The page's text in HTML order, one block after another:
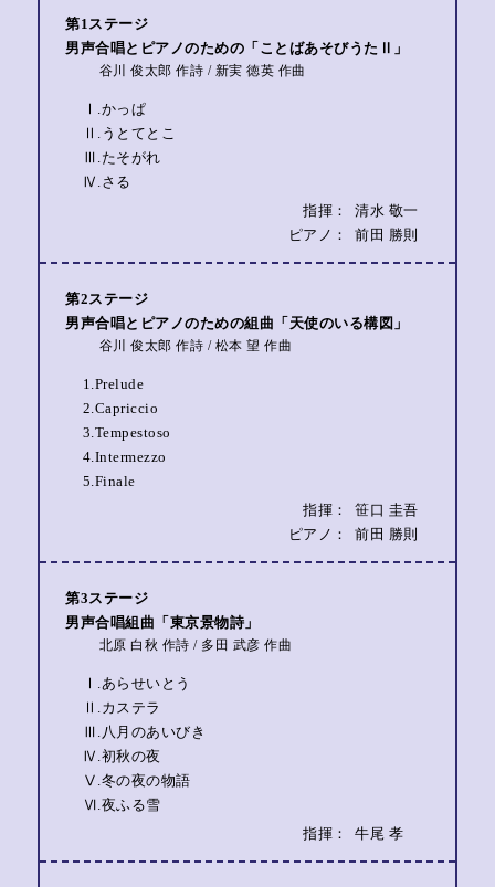
第1ステージ
男声合唱とピアノのための「ことばあそびうたⅡ」
谷川 俊太郎 作詩 / 新実 徳英 作曲
Ⅰ.かっぱ
Ⅱ.うとてとこ
Ⅲ.たそがれ
Ⅳ.さる
指揮：
清水 敬一
ピアノ：
前田 勝則
第2ステージ
男声合唱とピアノのための組曲「天使のいる構図」
谷川 俊太郎 作詩 / 松本 望 作曲
1.Prelude
2.Capriccio
3.Tempestoso
4.Intermezzo
5.Finale
指揮：
笹口 圭吾
ピアノ：
前田 勝則
第3ステージ
男声合唱組曲「東京景物詩」
北原 白秋 作詩 / 多田 武彦 作曲
Ⅰ.あらせいとう
Ⅱ.カステラ
Ⅲ.八月のあいびき
Ⅳ.初秋の夜
Ⅴ.冬の夜の物語
Ⅵ.夜ふる雪
指揮：
牛尾 孝